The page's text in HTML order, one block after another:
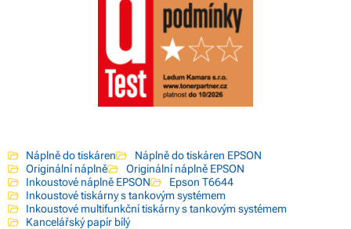
Náplně do tiskáren
Náplně do tiskáren EPSON
Originální náplně
Originální náplně EPSON
Inkoustové náplně EPSON
Epson T6644
Inkoustové tiskárny s tankovým systémem
Inkoustové multifunkční tiskárny s tankovým systémem
Kancelářský papír bílý